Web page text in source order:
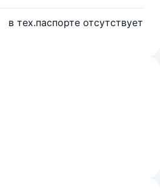
в тех.паспорте отсутствует